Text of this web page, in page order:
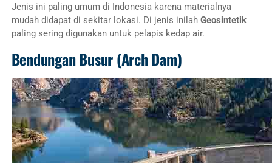
Jenis ini paling umum di Indonesia karena materialnya
mudah didapat di sekitar lokasi. Di jenis inilah Geosintetik
paling sering digunakan untuk pelapis kedap air.
Bendungan Busur (Arch Dam)